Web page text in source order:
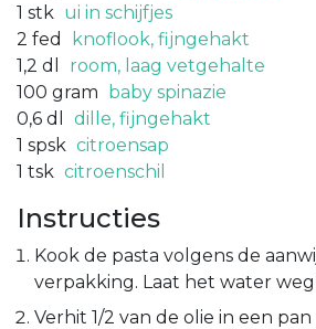
1 stk ui in schijfjes
2 fed
knoflook, fijngehakt
1,2 dl
room, laag vetgehalte
100 gram baby spinazie
0,6 dl
dille, fijngehakt
1 spsk citroensap
1 tsk citroenschil
Instructies
Kook de pasta volgens de
verpakking. Laat het water
Verhit 1/2 van de olie in een